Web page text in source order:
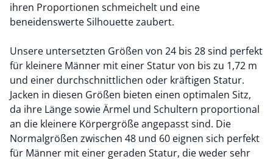
ihren Proportionen schmeichelt und eine
beneidenswerte Silhouette zaubert.
Unsere untersetzten Größen von 24 bis 28 sind perfekt
für kleinere Männer mit einer Statur von bis zu 1,72 m
und einer durchschnittlichen oder kräftigen Statur.
Jacken in diesen Größen bieten einen optimalen Sitz,
da ihre Länge sowie Ärmel und Schultern proportional
an die kleinere Körpergröße angepasst sind. Die
Normalgrößen zwischen 48 und 60 eignen sich perfekt
für Männer mit einer geraden Statur, die weder sehr